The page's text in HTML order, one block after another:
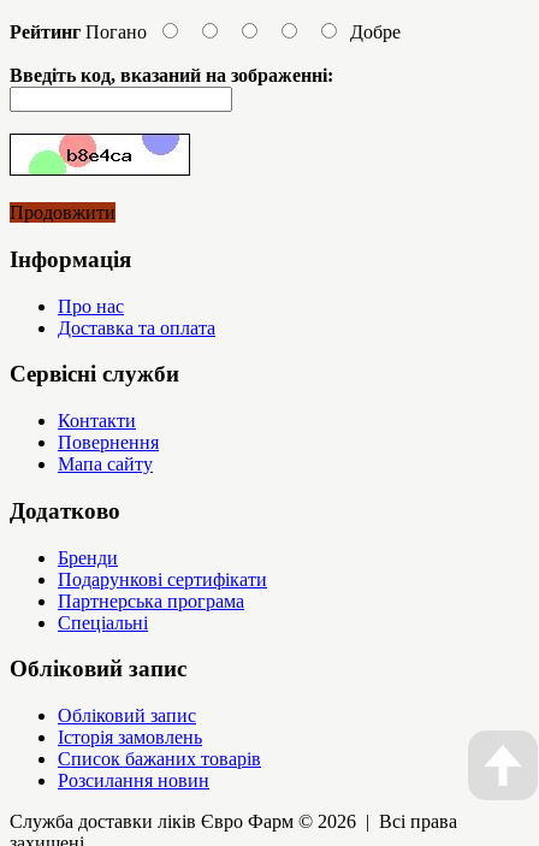
Рейтинг Погано Добре
Введіть код, вказаний на зображенні:
Продовжити
Інформація
Про нас
Доставка та оплата
Сервісні служби
Контакти
Повернення
Мапа сайту
Додатково
Бренди
Подарункові сертифікати
Партнерська програма
Спеціальні
Обліковий запис
Обліковий запис
Історія замовлень
Список бажаних товарів
Розсилання новин
Служба доставки ліків Євро Фарм © 2026 | Всі права